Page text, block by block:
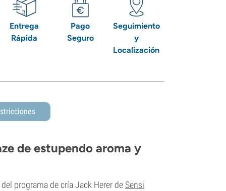
Entrega
Rápida
Pago
Seguro
Seguimiento
y
Localización
de estupendo aroma y
programa de cría Jack Herer de Sensi